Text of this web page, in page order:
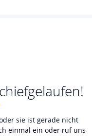
sie ist gerade nicht
einmal ein oder ruf uns